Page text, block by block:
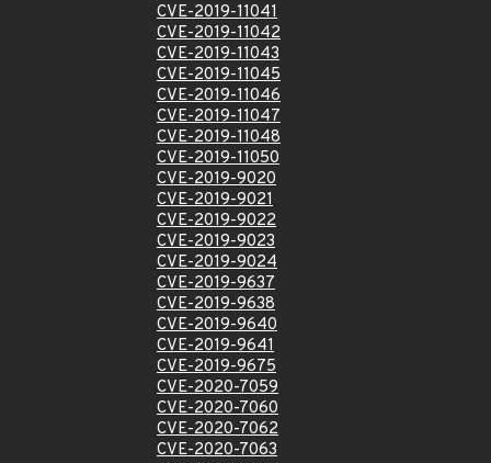
CVE-2019-11041
CVE-2019-11042
CVE-2019-11043
CVE-2019-11045
CVE-2019-11046
CVE-2019-11047
CVE-2019-11048
CVE-2019-11050
CVE-2019-9020
CVE-2019-9021
CVE-2019-9022
CVE-2019-9023
CVE-2019-9024
CVE-2019-9637
CVE-2019-9638
CVE-2019-9640
CVE-2019-9641
CVE-2019-9675
CVE-2020-7059
CVE-2020-7060
CVE-2020-7062
CVE-2020-7063